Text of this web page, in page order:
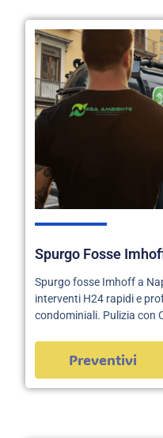
Spurgo Fosse
Spurgo fosse Imhoff a
interventi H24 rapidi e
condominiali. Pulizia con
Preventivi